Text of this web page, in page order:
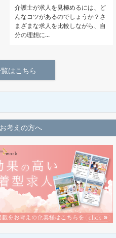
介護士が求人を見極めるには、ど
んなコツがあるのでしょうか？さ
まざまな求人を比較しながら、自
分の理想に...
はこちら
考えの方へ